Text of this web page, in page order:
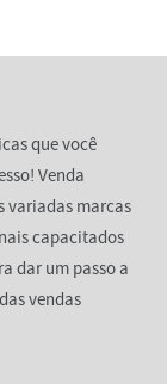
que você
Venda
variadas marcas
capacitados
dar um passo a
vendas